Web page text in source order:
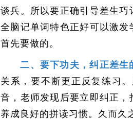
谈兵。所以要正确引导差生
全脑记单词特色正好可以激
首先要做的。
二、要下功夫，纠正差生
关系，要不断更正反复练习
音，老师发现后要立即纠正
养成良好的拼读习惯。久而久